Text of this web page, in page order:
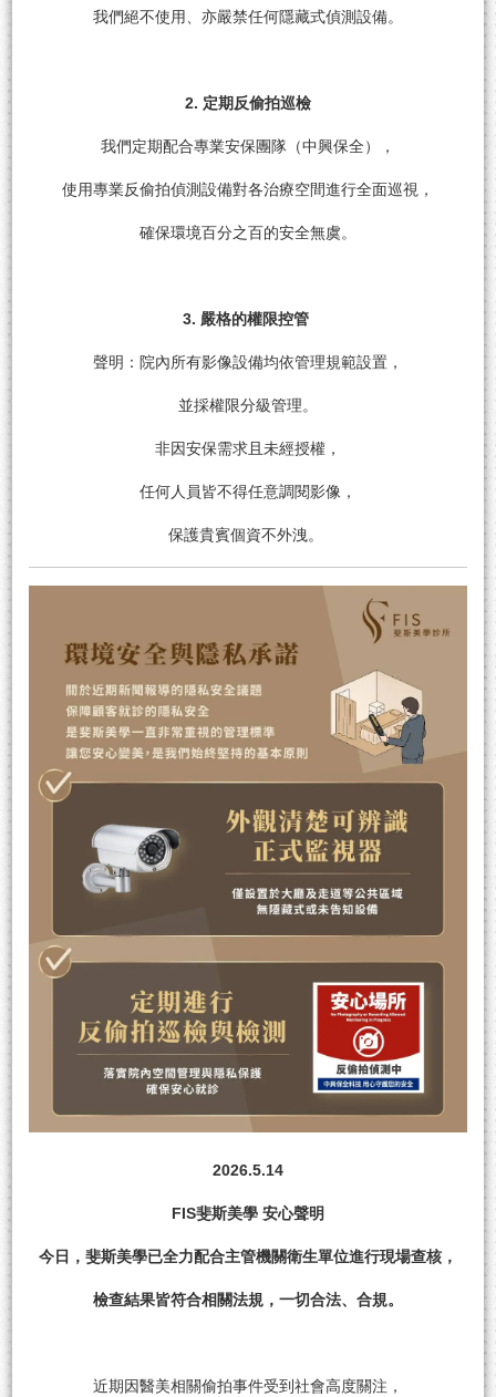
我們絕不使用、亦嚴禁任何隱藏式偵測設備。
2. 定期反偷拍巡檢
我們定期配合專業安保團隊（中興保全），
使用專業反偷拍偵測設備對各治療空間進行全面巡視，
確保環境百分之百的安全無虞。
3. 嚴格的權限控管
聲明：院內所有影像設備均依管理規範設置，
並採權限分級管理。
非因安保需求且未經授權，
任何人員皆不得任意調閱影像，
保護貴賓個資不外洩。
2026.5.14
FIS斐斯美學 安心聲明
今日，斐斯美學已全力配合主管機關衛生單位進行現場查核，
檢查結果皆符合相關法規，一切合法、合規。
近期因醫美相關偷拍事件受到社會高度關注，